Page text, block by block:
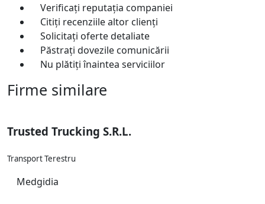
Verificați reputația companiei
Citiți recenziile altor clienți
Solicitați oferte detaliate
Păstrați dovezile comunicării
Nu plătiți înaintea serviciilor
Firme similare
Trusted Trucking S.R.L.
Transport Terestru
Medgidia